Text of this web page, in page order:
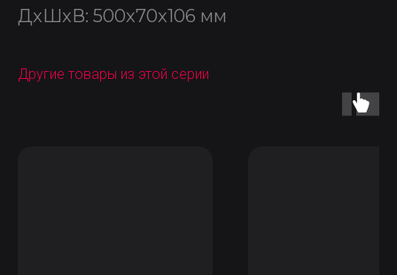
ДxШxВ: 500x70x106 мм
Другие товары из этой серии